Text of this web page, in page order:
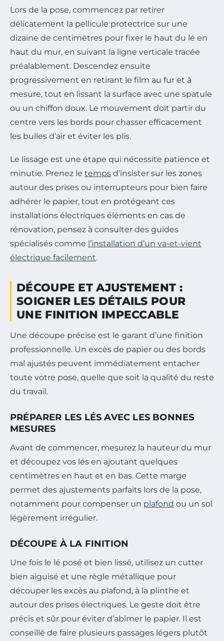
Lors de la pose, commencez par retirer
délicatement la pellicule protectrice sur une
dizaine de centimètres pour fixer le haut du lé en
haut du mur, en suivant la ligne verticale tracée
préalablement. Descendez ensuite
progressivement en retirant le film au fur et à
mesure, tout en lissant la surface avec une spatule
ou un chiffon doux. Le mouvement doit partir du
centre vers les bords pour chasser efficacement
les bulles d’air et éviter les plis.
Le lissage est une étape qui nécessite patience et
minutie. Prenez le temps d’insister sur les zones
autour des prises ou interrupteurs pour bien faire
adhérer le papier, tout en protégeant ces
installations électriques éléments en cas de
rénovation, pensez à consulter des guides
spécialisés comme l’installation d’un va-et-vient
électrique facilement.
DÉCOUPE ET AJUSTEMENT :
SOIGNER LES DÉTAILS POUR
UNE FINITION IMPECCABLE
Une découpe précise est le garant d’une finition
professionnelle. Un excès de papier ou des bords
mal ajustés peuvent immédiatement entacher
toute votre pose, quelle que soit la qualité du reste
du travail.
PRÉPARER LES LÉS AVEC LES BONNES
MESURES
Avant de commencer, mesurez la hauteur du mur
et découpez vos lés en ajoutant quelques
centimètres en haut et en bas. Cette marge
permet des ajustements parfaits lors de la pose,
notamment pour compenser un plafond ou un sol
légèrement irrégulier.
DÉCOUPE À LA FINITION
Une fois le lé posé et bien lissé, utilisez un cutter
bien aiguisé et une règle métallique pour
découper les excès au plafond, à la plinthe et
autour des prises électriques. Le geste doit être
précis et sûr pour éviter d’abîmer le papier. Il est
conseillé de faire plusieurs passages légers plutôt